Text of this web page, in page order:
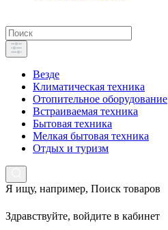
Везде
Климатическая техника
Отопительное оборудование
Встраиваемая техника
Бытовая техника
Мелкая бытовая техника
Отдых и туризм
Я ищу, например, Поиск товаров
Здравствуйте, войдите в кабинет